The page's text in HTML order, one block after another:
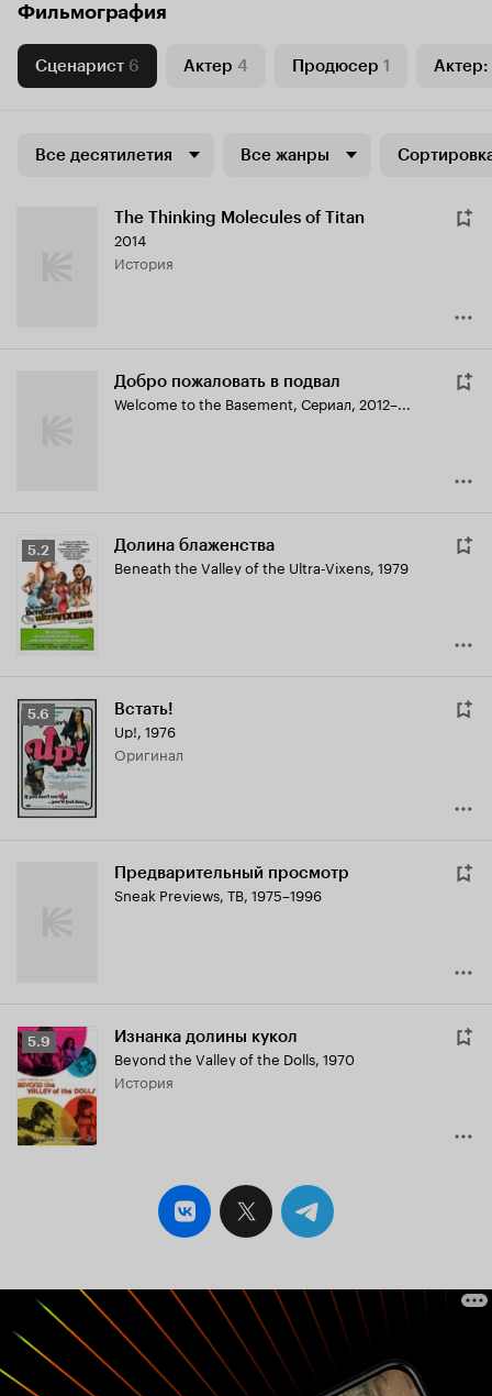
Фильмография
Сценарист 6 Актер 4 Продюсер 1 Актер:
Все десятилетия Все жанры
The Thinking Molecules of Titan
2014
история
Добро пожаловать в подвал
Welcome to the Basement, Сериал, 2012–...
Рейтинг
Кинопоиска
5.2
5.2 Долина блаженства
Beneath the Valley of the Ultra-Vixens, 1979
Рейтинг
Кинопоиска
5.6
5.6 Встать!
Up!, 1976
оригинал
Предварительный просмотр
Sneak Previews, ТВ, 1975–1996
Рейтинг
Кинопоиска
5.9
5.9 Изнанка долины кукол
Beyond the Valley of the Dolls, 1970
история